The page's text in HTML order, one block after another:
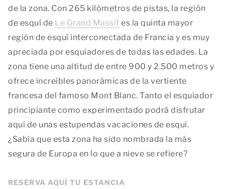
de la zona. Con 265 kilómetros de pistas, la región
de esquí de Le Grand Massif es la quinta mayor
región de esquí interconectada de Francia y es muy
apreciada por esquiadores de todas las edades. La
zona tiene una altitud de entre 900 y 2.500 metros y
ofrece increíbles panorámicas de la vertiente
francesa del famoso Mont Blanc. Tanto el esquiador
principiante como experimentado podrá disfrutar
aquí de unas estupendas vacaciones de esquí.
¿Sabía que esta zona ha sido nombrada la más
segura de Europa en lo que a nieve se refiere?
RESERVA AQUÍ TU ESTANCIA